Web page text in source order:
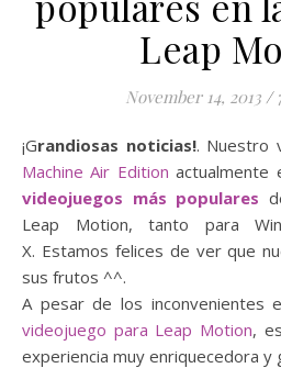
Leap
November 14, 2013 /
¡Grandiosas noticias!. Nuestro
Machine Air Edition actualmente
videojuegos más populares
Leap Motion, tanto para
X. Estamos felices de ver que
sus frutos ^^.
A pesar de los inconvenientes
videojuego para Leap Motion,
experiencia muy enriquecedora y